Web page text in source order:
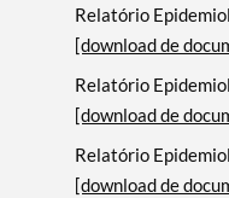
Relatório
[download de
Relatório
[download de
Relatório
[download de